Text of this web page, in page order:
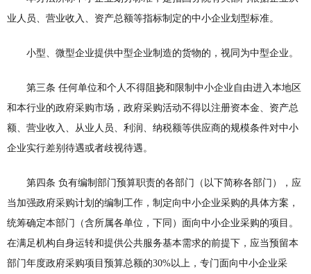
业人员、营业收入、资产总额等指标制定的中小企业划型标准。
小型、微型企业提供中型企业制造的货物的，视同为中型企业。
第三条 任何单位和个人不得阻挠和限制中小企业自由进入本地区
和本行业的政府采购市场，政府采购活动不得以注册资本金、资产总
额、营业收入、从业人员、利润、纳税额等供应商的规模条件对中小
企业实行差别待遇或者歧视待遇。
第四条 负有编制部门预算职责的各部门（以下简称各部门），应
当加强政府采购计划的编制工作，制定向中小企业采购的具体方案，
统筹确定本部门（含所属各单位，下同）面向中小企业采购的项目。
在满足机构自身运转和提供公共服务基本需求的前提下，应当预留本
部门年度政府采购项目预算总额的30%以上，专门面向中小企业采